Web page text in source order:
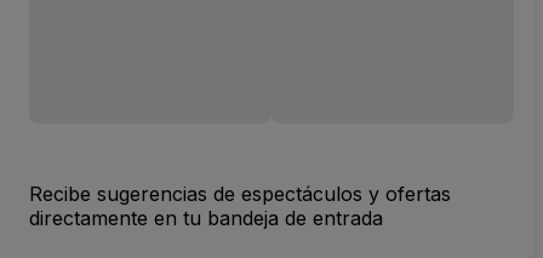
Recibe sugerencias de espectáculos y ofertas
directamente en tu bandeja de entrada